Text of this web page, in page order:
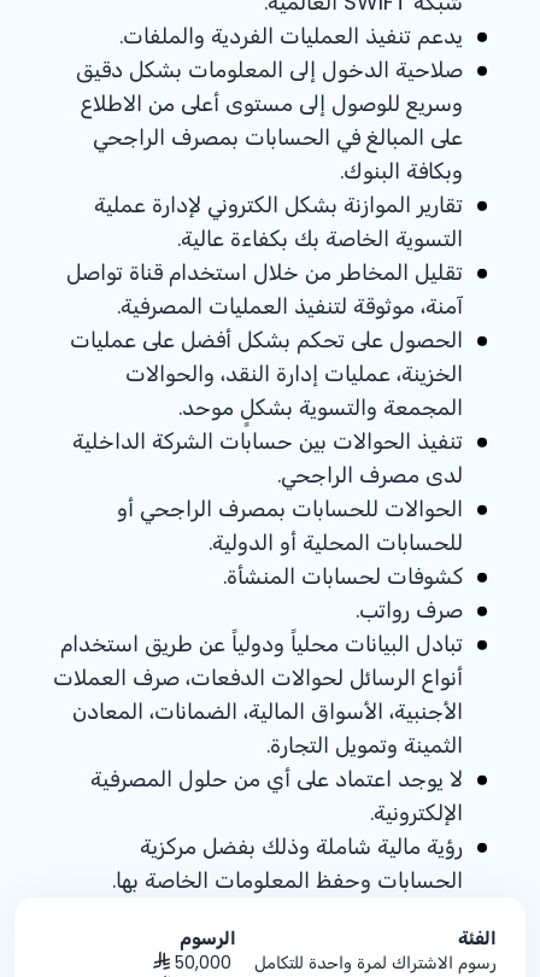
يدعم تنفيذ العمليات الفردية والملفات.
صلاحية الدخول إلى المعلومات بشكل دقيق
وسريع للوصول إلى مستوى أعلى من الاطلاع
على المبالغ في الحسابات بمصرف الراجحي
وبكافة البنوك.
تقارير الموازنة بشكل الكتروني لإدارة عملية
التسوية الخاصة بك بكفاءة عالية.
تقليل المخاطر من خلال استخدام قناة تواصل
آمنة، موثوقة لتنفيذ العمليات المصرفية.
الحصول على تحكم بشكل أفضل على عمليات
الخزينة، عمليات إدارة النقد، والحوالات
المجمعة والتسوية بشكلٍ موحد.
تنفيذ الحوالات بين حسابات الشركة الداخلية
لدى مصرف الراجحي.
الحوالات للحسابات بمصرف الراجحي أو
للحسابات المحلية أو الدولية.
كشوفات لحسابات المنشأة.
صرف رواتب.
تبادل البيانات محلياً ودولياً عن طريق استخدام
أنواع الرسائل لحوالات الدفعات، صرف العملات
الأجنبية، الأسواق المالية، الضمانات، المعادن
الثمينة وتمويل التجارة.
لا يوجد اعتماد على أي من حلول المصرفية
الإلكترونية.
رؤية مالية شاملة وذلك بفضل مركزية
الحسابات وحفظ المعلومات الخاصة بها.
الفئة الرسوم
رسوم الاشتراك لمرة واحدة للتكامل
50,000